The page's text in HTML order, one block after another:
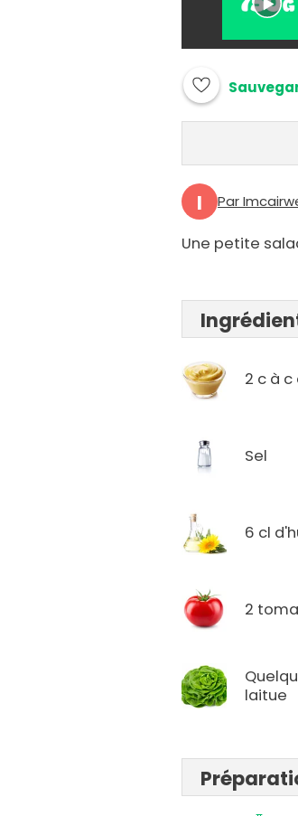
I Par
Une petite
2 c à
Sel
6 cl
2
laitue